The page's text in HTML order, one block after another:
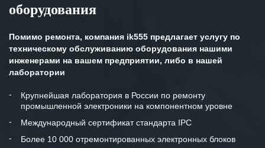
клиентоориентированность
готовность помочь в самых сложных
Мы высоко ценим сложившиеся
и доверительные партнерские
отношения и искренне желаем
«Инженерной компании «555» долгих
лет успеха и процветания.
оборудования
Помимо ремонта, компания ik555 предлагает услугу по
техническому обслуживанию оборудования нашими
инженерами на вашем предприятии, либо в нашей
лаборатории
Крупнейшая лаборатория в России по ремонту
промышленной электроники на компонентном уровне
Международный сертификат стандарта IPC
Более 10 000 отремонтированных электронных блоков